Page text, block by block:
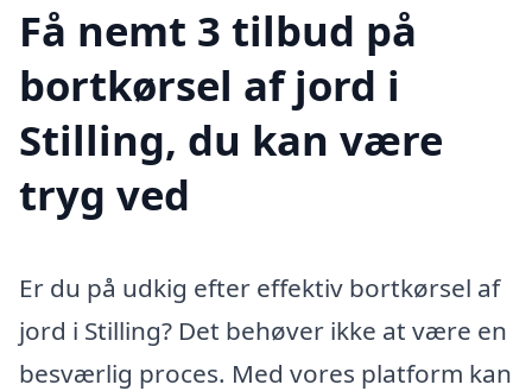
Få nemt 3 tilbud på
bortkørsel af jord i
Stilling, du kan være
tryg ved
Er du på udkig efter effektiv bortkørsel af
jord i Stilling? Det behøver ikke at være en
besværlig proces. Med vores platform kan